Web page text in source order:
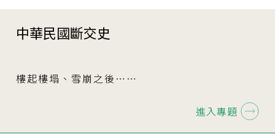
中華民國斷交史
樓起樓塌、雪崩之後……
進入專題